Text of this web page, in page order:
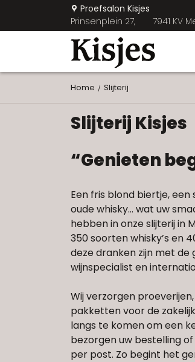
U Proefsalon Kisjes
Prinsenplein 27,
7941 KV
Home Slijterij
Slijterij Kisjes
“Genieten
Een fris blond biertje,
oude whisky… wat uw
hebben in onze slijterij in
350 soorten whisky’s en
deze dranken zijn met
wijnspecialist en
Wij verzorgen
pakketten voor de
langs te komen om een
bezorgen uw bestelling
per post. Zo begint het